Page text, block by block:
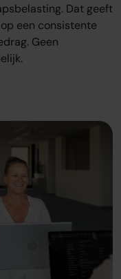
Dat geeft
een consistente
Geen